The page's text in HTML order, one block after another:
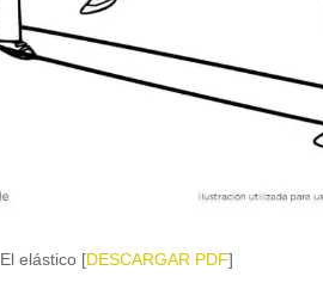
El elástico [DESCARGAR PDF]